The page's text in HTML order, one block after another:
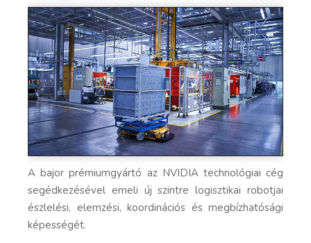
A bajor prémiumgyártó az NVIDIA technológiai cég
segédkezésével emeli új szintre logisztikai robotjai
észlelési, elemzési, koordinációs és megbízhatósági
képességét.